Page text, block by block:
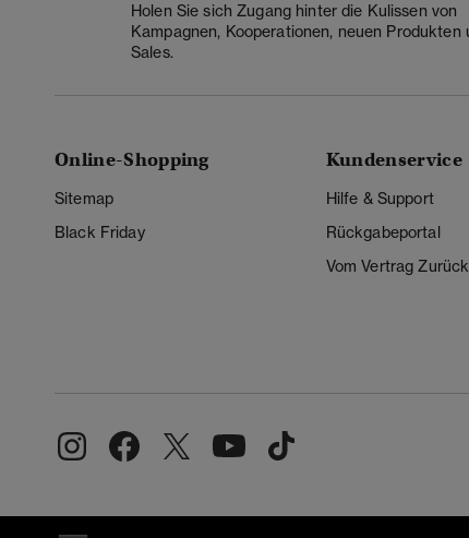
Holen Sie sich Zugang hinter die Kulissen von
Kampagnen, Kooperationen, neuen Produkten
Sales.
Online-Shopping
Sitemap
Black Friday
Kundenservice
Hilfe & Support
Rückgabeportal
Vom Vertrag